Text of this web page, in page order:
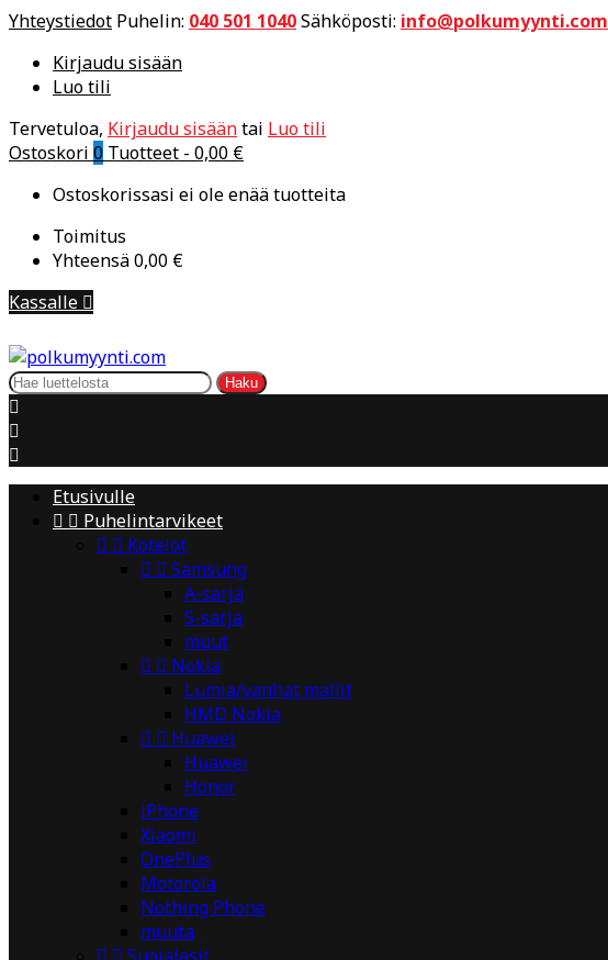
Yhteystiedot Puhelin: 040 501 1040Sähköposti: info@polkumyynti.com
Kirjaudu sisään
Luo tili
Tervetuloa, Kirjaudu sisääntai Luo tili
Ostoskori 0 Tuotteet - 0,00 €
Ostoskorissasi ei ole enää tuotteita
Toimitus
Yhteensä0,00 €
Kassalle 
Haku



Etusivulle
  Puhelintarvikeet
  Kotelot
  Samsung
A-sarja
S-sarja
muut
  Nokia
Lumia/vanhat mallit
HMD Nokia
  Huawei
Huawei
Honor
iPhone
Xiaomi
OnePlus
Motorola
Nothing Phone
muuta